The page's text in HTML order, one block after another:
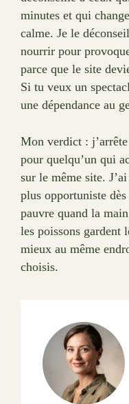
minutes et qui
calme. Je le
nourrir pour
parce que le site
Si tu veux un
une dépendance au
Mon verdict :
pour quelqu’un qui
sur le même site.
plus opportuniste
pauvre quand la
les poissons gardent
mieux au même
choisis.